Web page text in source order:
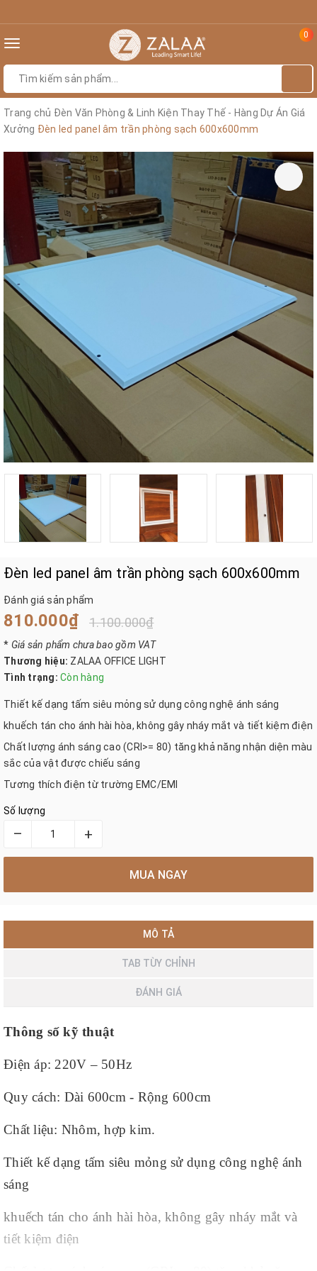
Toggle
0
Trang chủ Đèn Văn Phòng & Linh Kiện Thay Thế - Hàng Dự Án Giá
Xưởng Đèn led panel âm trần phòng sạch 600x600mm
Đèn led panel âm trần phòng sạch 600x600mm
Đánh giá sản phẩm
810.000₫ 1.100.000₫
* Giá sản phẩm chưa bao gồm VAT
Thương hiệu: ZALAA OFFICE LIGHT
Tình trạng: Còn hàng
Thiết kế dạng tấm siêu mỏng sử dụng công nghệ ánh sáng
khuếch tán cho ánh hài hòa, không gây nháy mắt và tiết kiệm điện
Chất lượng ánh sáng cao (CRI>= 80) tăng khả năng nhận diện màu
sắc của vật được chiếu sáng
Tương thích điện từ trường EMC/EMI
Số lượng
– +
MUA NGAY
MÔ TẢ
TAB TÙY CHỈNH
ĐÁNH GIÁ
Thông số kỹ thuật
Điện áp: 220V – 50Hz
Quy cách: Dài 600cm - Rộng 600cm
Chất liệu: Nhôm, hợp kim.
Thiết kế dạng tấm siêu mỏng sử dụng công nghệ ánh
sáng
khuếch tán cho ánh hài hòa, không gây nháy mắt và
tiết kiệm điện